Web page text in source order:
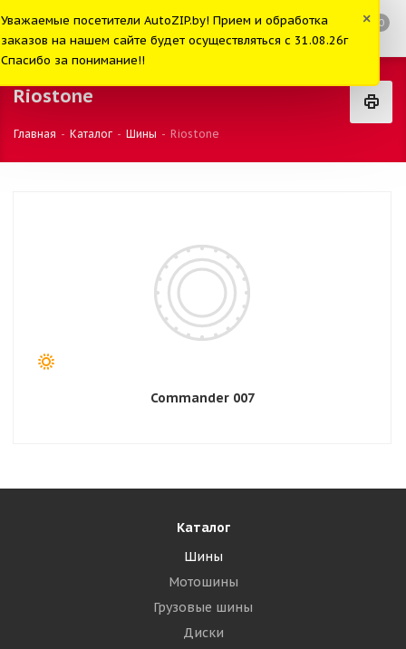
0
Riostone
Главная - Каталог - Шины - Riostone
Commander 007
Каталог
Шины
Мотошины
Грузовые шины
Диски
Уважаемые посетители AutoZIP.by! Прием и обработка
заказов на нашем сайте будет осуществляться с 31.08.26г
Спасибо за понимание!!
×